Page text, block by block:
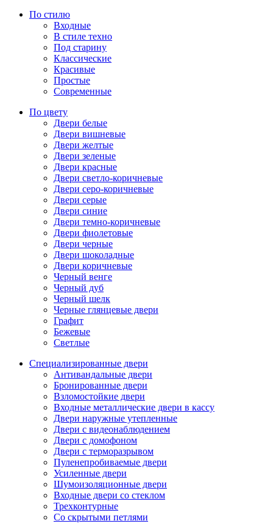
По стилю
Входные
В стиле техно
Под старину
Классические
Красивые
Простые
Современные
По цвету
Двери белые
Двери вишневые
Двери желтые
Двери зеленые
Двери красные
Двери светло-коричневые
Двери серо-коричневые
Двери серые
Двери синие
Двери темно-коричневые
Двери фиолетовые
Двери черные
Двери шоколадные
Двери коричневые
Черный венге
Черный дуб
Черный шелк
Черные глянцевые двери
Графит
Бежевые
Светлые
Специализированные двери
Антивандальные двери
Бронированные двери
Взломостойкие двери
Входные металлические двери в кассу
Двери наружные утепленные
Двери с видеонаблюдением
Двери с домофоном
Двери с терморазрывом
Пуленепробиваемые двери
Усиленные двери
Шумоизоляционные двери
Входные двери со стеклом
Трехконтурные
Со скрытыми петлями